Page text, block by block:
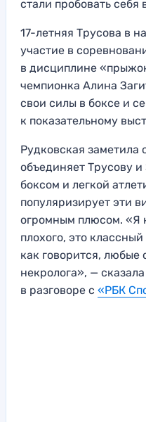
стали пробовать себя
17-летняя Трусова в
участие в
в дисциплине
чемпионка Алина
свои силы в боксе и
к показательному
Рудковская заметила
объединяет Трусову
боксом и легкой
популяризирует эти
огромным плюсом. «Я
плохого, это
как говорится,
некролога», —
в разговоре с «РБК